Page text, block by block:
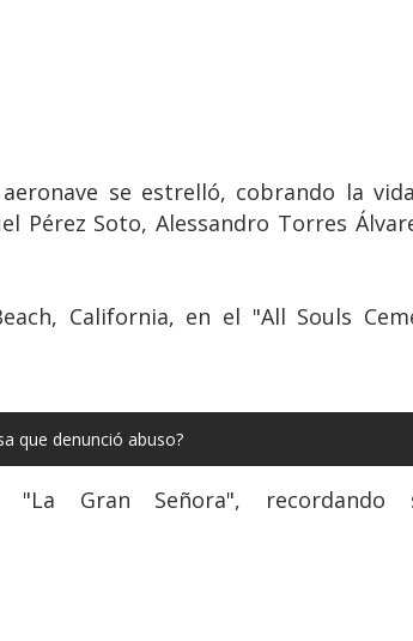
se estrelló, cobrando la
Pérez Soto, Alessandro Torres
California, en el "All Souls
que denunció abuso?
Gran Señora",